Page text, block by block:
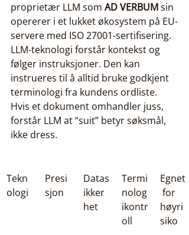
proprietær LLM som AD VERBUM sin
opererer i et lukket økosystem på EU-
servere med ISO 27001-sertifisering.
LLM-teknologi forstår kontekst og
følger instruksjoner. Den kan
instrueres til å alltid bruke godkjent
terminologi fra kundens ordliste.
Hvis et dokument omhandler juss,
forstår LLM at “suit” betyr søksmål,
ikke dress.
Tekn
ologi
Presi
sjon
Datas
ikker
het
Termi
nolog
ikontr
oll
Egnet
for
høyri
siko